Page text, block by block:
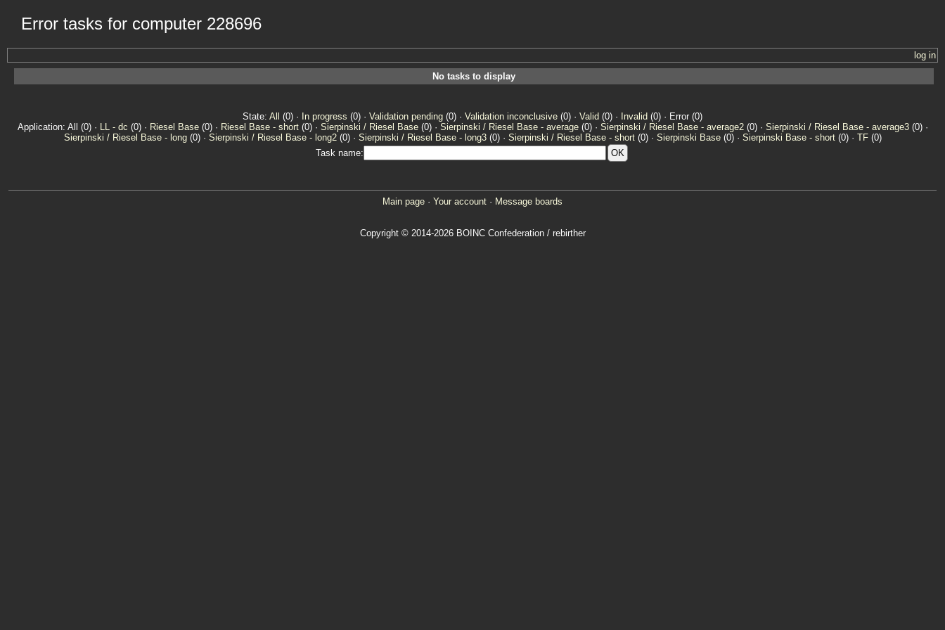
Error tasks for computer 228696
log in
No tasks to display
State: All (0) · In progress (0) · Validation pending (0) · Validation inconclusive (0) · Valid (0) · Invalid (0) · Error (0)
Application: All (0) · LL - dc (0) · Riesel Base(0) · Riesel Base - short(0) · Sierpinski / Riesel Base(0) · Sierpinski / Riesel Base - average(0) · Sierpinski / Riesel Base - average2(0) · Sierpinski / Riesel Base - average3(0) ·
Sierpinski / Riesel Base - long(0) · Sierpinski / Riesel Base - long2(0) · Sierpinski / Riesel Base - long3(0) · Sierpinski / Riesel Base - short(0) · Sierpinski Base(0) · Sierpinski Base - short(0) · TF(0)
Task name:
Main page · Your account · Message boards
Copyright © 2014-2026 BOINC Confederation / rebirther